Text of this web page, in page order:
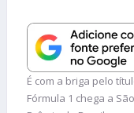
É com a briga pelo
Fórmula 1 chega a